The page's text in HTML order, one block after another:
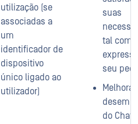
utilização (se
associadas a
um
identificador de
dispositivo
único ligado ao
utilizador)
suas
tal como
seu
do